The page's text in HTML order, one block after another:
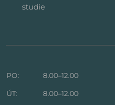
studie
PO: 8.00–12.00
ÚT:
8.00–12.00